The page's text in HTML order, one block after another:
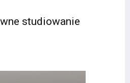
studiowanie